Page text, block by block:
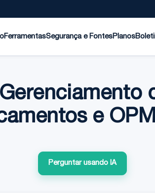
FerramentasSegurança e FontesPlanos
e
Perguntar usando IA